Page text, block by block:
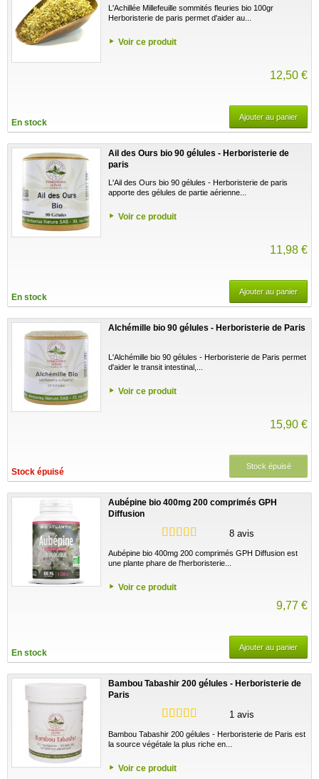
L'Achillée Millefeuille sommités fleuries bio 100gr
Herboristerie de paris permet d'aider au...
Voir ce produit
12,50 €
En stock
Ajouter au panier
Ail des Ours bio 90 gélules - Herboristerie de
paris
L'Ail des Ours bio 90 gélules - Herboristerie de paris
apporte des gélules de partie aérienne...
Voir ce produit
11,98 €
En stock
Ajouter au panier
Alchémille bio 90 gélules - Herboristerie de Paris
L'Alchémille bio 90 gélules - Herboristerie de Paris permet
d'aider le transit intestinal,...
Voir ce produit
15,90 €
Stock épuisé
Stock épuisé
Aubépine bio 400mg 200 comprimés GPH
Diffusion
8 avis
Aubépine bio 400mg 200 comprimés GPH Diffusion est
une plante phare de l'herboristerie...
Voir ce produit
9,77 €
En stock
Ajouter au panier
Bambou Tabashir 200 gélules - Herboristerie de
Paris
1 avis
Bambou Tabashir 200 gélules - Herboristerie de Paris est
la source végétale la plus riche en...
Voir ce produit